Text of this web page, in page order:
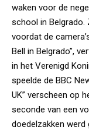
waken voor de
school in Belgrado.
voordat de
Bell in Belgrado”,
in het Verenigd
speelde de BBC
UK” verscheen op
seconde van een
doedelzakken werd